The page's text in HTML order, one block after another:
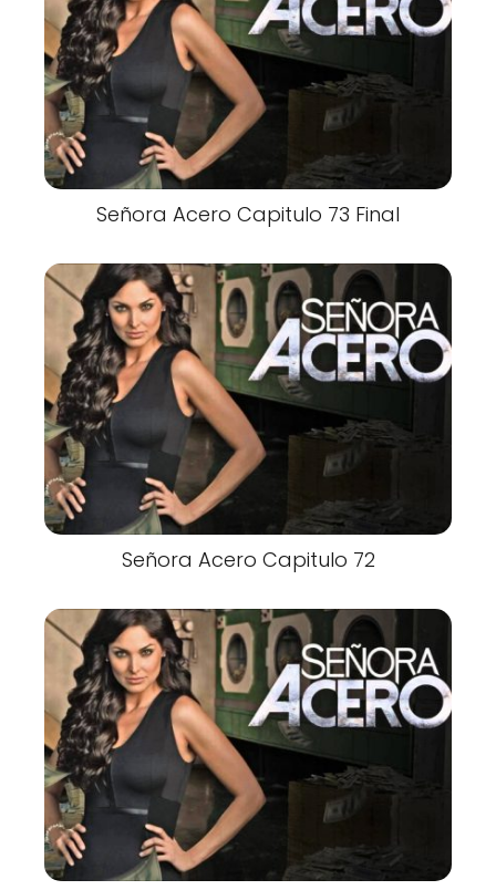
Señora Acero Capitulo 73 Final
Señora Acero Capitulo 72